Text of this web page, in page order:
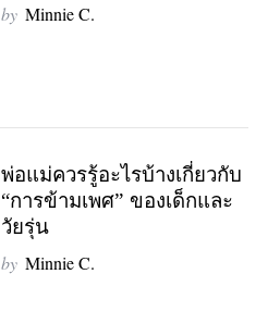
by Minnie C.
พ่อแม่ควรรู้อะไรบ้างเกี่ยวกับ
“การข้ามเพศ” ของเด็กและ
วัยรุ่น
by Minnie C.